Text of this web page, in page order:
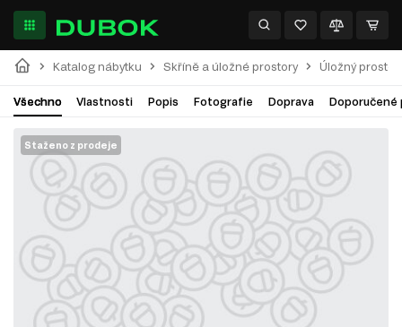
Katalog nábytku Skříně a úložné prostory Úložný prostor
Všechno Vlastnosti Popis Fotografie Doprava Doporučené
Staženo z prodeje